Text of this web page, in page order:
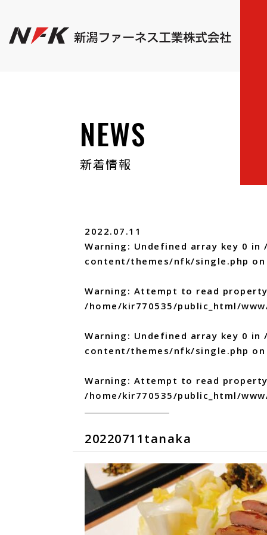
NEWS
新着情報
2022.07.11
Warning : Undefined array key 0 in
content/themes/nfk/single.php
Warning : Attempt to read
/home/kir770535/public_html/
Warning : Undefined array key 0 in
content/themes/nfk/single.php
Warning : Attempt to read
/home/kir770535/public_html/
20220711tanaka